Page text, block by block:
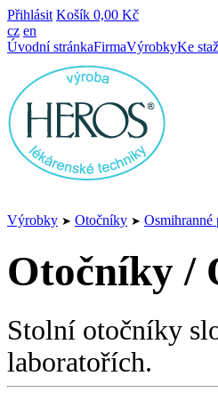
Přihlásit Košík 0,00 Kč
cz en
Úvodní stránkaFirmaVýrobkyKe
Výrobky ➤ Otočníky ➤ Osmihranné
Otočníky /
Stolní otočníky
laboratořích.